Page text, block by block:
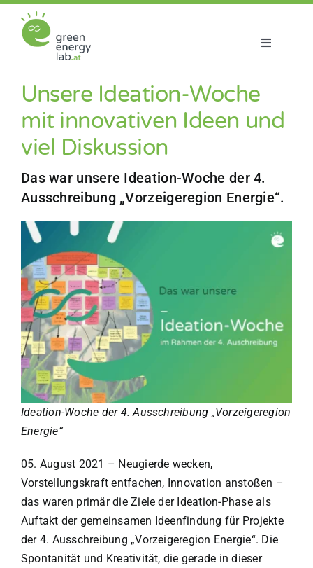
Inhalt
springen
Toggle
Projekte
Aktuelles
Netzwerk
Unsere Ideation-Woche
mit innovativen Ideen und
viel Diskussion
Das war unsere Ideation-Woche der 4.
Ausschreibung „Vorzeigeregion Energie“.
Ideation-Woche der 4. Ausschreibung „Vorzeigeregion
Energie“
05. August 2021 – Neugierde wecken,
Vorstellungskraft entfachen, Innovation anstoßen –
das waren primär die Ziele der Ideation-Phase als
Auftakt der gemeinsamen Ideenfindung für Projekte
der 4. Ausschreibung „Vorzeigeregion Energie“. Die
Spontanität und Kreativität, die gerade in dieser